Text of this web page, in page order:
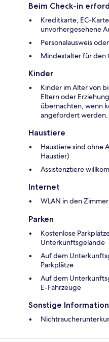
Beim Check-in
Kreditkarte, EC-
unvorhergesehene
Personalausweis
Mindestalter für den
Kinder
Kinder im Alter von
Eltern oder
übernachten, wenn
angefordert werden.
Haustiere
Haustiere sind ohne
Haustier)
Assistenztiere
Internet
WLAN in den
Parken
Kostenlose
Unterkunftsgelände
Auf dem
Parkplätze
Auf dem
E-Fahrzeuge
Sonstige